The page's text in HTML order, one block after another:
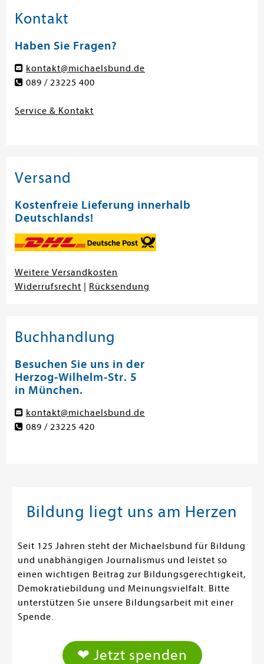
Kontakt
Haben Sie Fragen?
kontakt@michaelsbund.de
089 / 23225 400
Service & Kontakt
Versand
Kostenfreie Lieferung innerhalb
Deutschlands!
Weitere Versandkosten
Widerrufsrecht
Rücksendung
Buchhandlung
Besuchen Sie uns in der
Herzog-Wilhelm-Str. 5
in München.
kontakt@michaelsbund.de
089 / 23225 420
Bildung liegt uns am Herzen
Seit 125 Jahren steht der Michaelsbund für Bildung
und unabhängigen Journalismus und leistet so
einen wichtigen Beitrag zur Bildungsgerechtigkeit,
Demokratiebildung und Meinungsvielfalt. Bitte
unterstützen Sie unsere Bildungsarbeit mit einer
Spende.
❤ Jetzt spenden